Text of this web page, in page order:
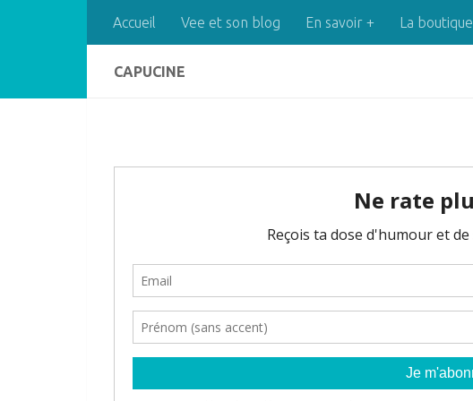
Skip to contentAccueil Vee et son blog En savoir + La boutique
CAPUCINE